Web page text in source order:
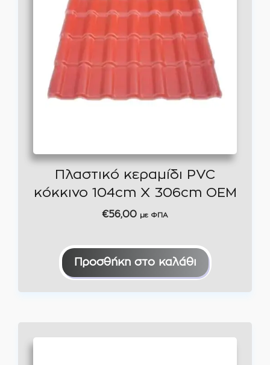
Πλαστικό κεραμίδι PVC
κόκκινο 104cm Χ 306cm ΟΕΜ
€56,00 με ΦΠΑ
Προσθήκη στο καλάθι